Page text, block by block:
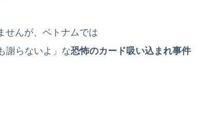
せんが、ベトナムでは
謝らないよ」な恐怖のカード吸い込まれ事件